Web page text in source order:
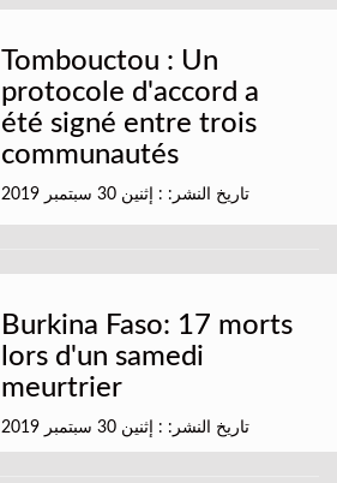
Tombouctou : Un
protocole d'accord a
été signé entre trois
communautés
تاريخ النشر: : إثنين 30 سبتمبر 2019
Burkina Faso: 17 morts
lors d'un samedi
meurtrier
تاريخ النشر: : إثنين 30 سبتمبر 2019